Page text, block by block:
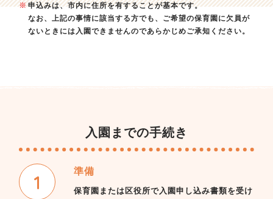
申込みは、市内に住所を有することが基本です。
なお、上記の事情に該当する方でも、ご希望の保育園に欠員が
ないときには入園できませんのであらかじめご承知ください。
入園までの手続き
準備
保育園または区役所で入園申し込み書類を受け